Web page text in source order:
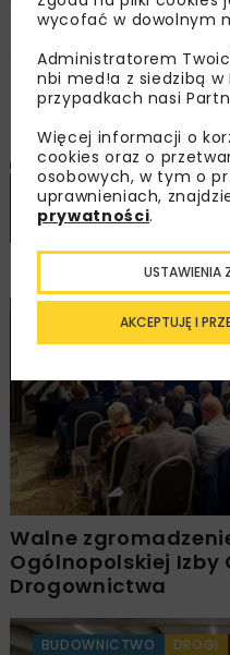
DROGI MOSTY TUNELE
NOVDROG 2026
MOSTY TUNELE
Walne
Ogólnopolskiej Izby
Drogownictwa
BUDOWNICTWO DROGI
wycofać w dowolnym
Administratorem
nbi med!a z siedzibą w
przypadkach nasi
Więcej informacji o
cookies oraz o
osobowych, w tym o
uprawnieniach,
prywatności.
AKCEPTUJĘ I
USTAWIENIA